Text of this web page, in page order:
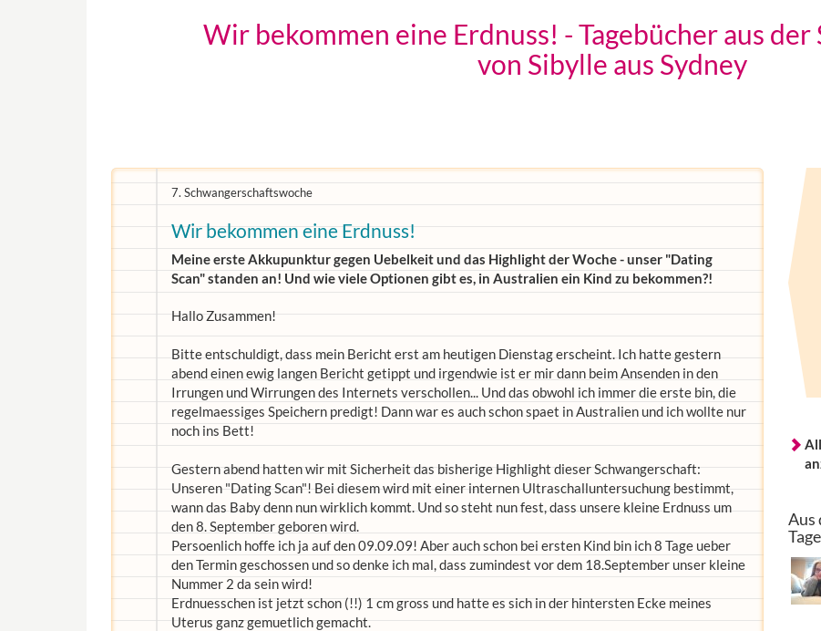
Wir bekommen eine Erdnuss! - Tagebücher aus
von Sibylle aus Sydney
7. Schwangerschaftswoche
Wir bekommen eine Erdnuss!
Meine erste Akkupunktur gegen Uebelkeit und das Highlight der Woche - unser "Dating
Scan" standen an! Und wie viele Optionen gibt es, in Australien ein Kind zu bekommen?!
Hallo Zusammen!
Bitte entschuldigt, dass mein Bericht erst am heutigen Dienstag erscheint. Ich hatte gestern
abend einen ewig langen Bericht getippt und irgendwie ist er mir dann beim Ansenden in den
Irrungen und Wirrungen des Internets verschollen... Und das obwohl ich immer die erste bin, die
regelmaessiges Speichern predigt! Dann war es auch schon spaet in Australien und ich wollte nur
noch ins Bett!
Gestern abend hatten wir mit Sicherheit das bisherige Highlight dieser Schwangerschaft:
Unseren "Dating Scan"! Bei diesem wird mit einer internen Ultraschalluntersuchung bestimmt,
wann das Baby denn nun wirklich kommt. Und so steht nun fest, dass unsere kleine Erdnuss um
den 8. September geboren wird.
Persoenlich hoffe ich ja auf den 09.09.09! Aber auch schon bei ersten Kind bin ich 8 Tage ueber
den Termin geschossen und so denke ich mal, dass zumindest vor dem 18.September unser kleine
Nummer 2 da sein wird!
Erdnuesschen ist jetzt schon (!!) 1 cm gross und hatte es sich in der hintersten Ecke meines
Uterus ganz gemuetlich gemacht.
Aus